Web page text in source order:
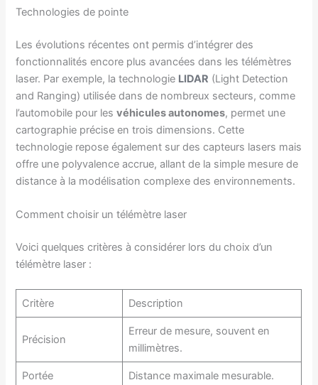
Technologies de pointe
Les évolutions récentes ont permis d’intégrer des
fonctionnalités encore plus avancées dans les télémètres
laser. Par exemple, la technologie LIDAR (Light Detection
and Ranging) utilisée dans de nombreux secteurs, comme
l’automobile pour lesvéhicules autonomes, permet une
cartographie précise en trois dimensions. Cette
technologie repose également sur des capteurs lasers mais
offre une polyvalence accrue, allant de la simple mesure de
distance à la modélisation complexe des environnements.
Comment choisir un télémètre laser
Voici quelques critères à considérer lors du choix d’un
télémètre laser :
Critère Description
Précision
Erreur de mesure, souvent en
millimètres.
Portée Distance maximale mesurable.